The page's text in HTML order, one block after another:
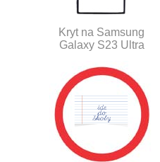
Kryt na Samsung
Galaxy S23 Ultra